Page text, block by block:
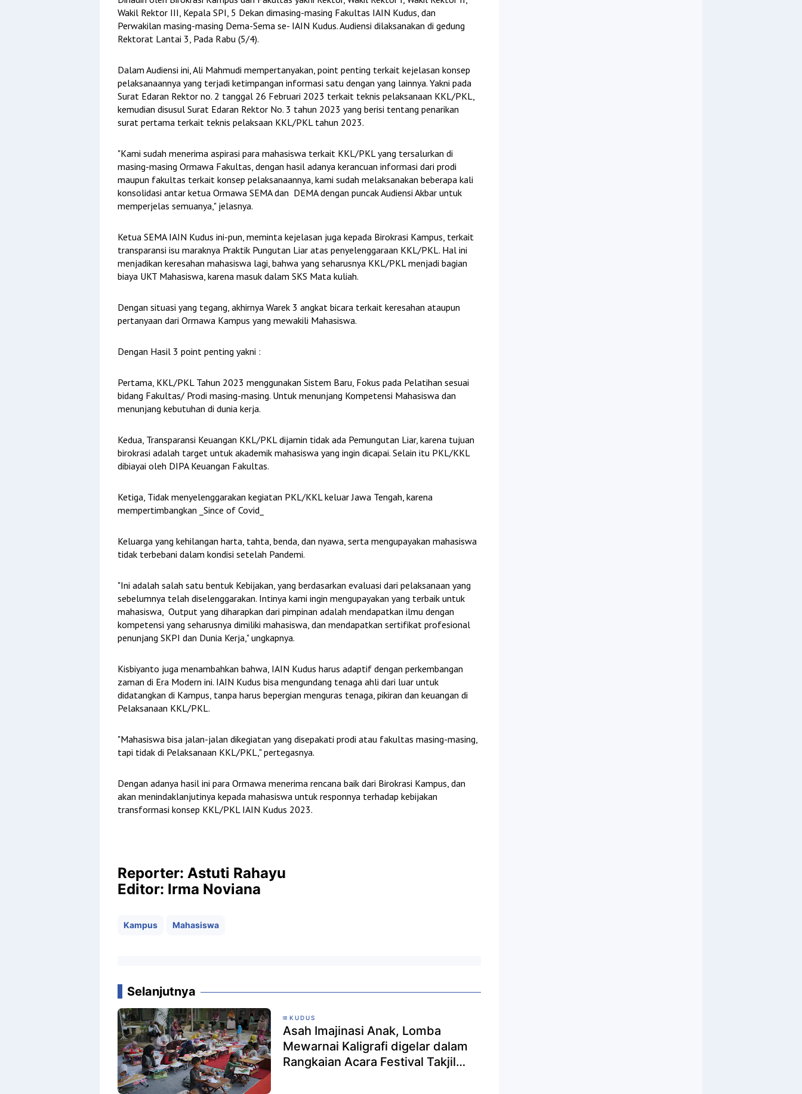
Wakil Rektor III, Kepala SPI, 5 Dekan dimasing-masing Fakultas IAIN Kudus, dan
Perwakilan masing-masing Dema-Sema se- IAIN Kudus. Audiensi dilaksanakan di gedung
Rektorat Lantai 3, Pada Rabu (5/4).
Dalam Audiensi ini, Ali Mahmudi mempertanyakan, point penting terkait kejelasan konsep
pelaksanaannya yang terjadi ketimpangan informasi satu dengan yang lainnya. Yakni pada
Surat Edaran Rektor no. 2 tanggal 26 Februari 2023 terkait teknis pelaksanaan KKL/PKL,
kemudian disusul Surat Edaran Rektor No. 3 tahun 2023 yang berisi tentang penarikan
surat pertama terkait teknis pelaksaan KKL/PKL tahun 2023.
"Kami sudah menerima aspirasi para mahasiswa terkait KKL/PKL yang tersalurkan di
masing-masing Ormawa Fakultas, dengan hasil adanya kerancuan informasi dari prodi
maupun fakultas terkait konsep pelaksanaannya, kami sudah melaksanakan beberapa kali
konsolidasi antar ketua Ormawa SEMA dan DEMA dengan puncak Audiensi Akbar untuk
memperjelas semuanya," jelasnya.
Ketua SEMA IAIN Kudus ini-pun, meminta kejelasan juga kepada Birokrasi Kampus, terkait
transparansi isu maraknya Praktik Pungutan Liar atas penyelenggaraan KKL/PKL. Hal ini
menjadikan keresahan mahasiswa lagi, bahwa yang seharusnya KKL/PKL menjadi bagian
biaya UKT Mahasiswa, karena masuk dalam SKS Mata kuliah.
Dengan situasi yang tegang, akhirnya Warek 3 angkat bicara terkait keresahan ataupun
pertanyaan dari Ormawa Kampus yang mewakili Mahasiswa.
Dengan Hasil 3 point penting yakni :
Pertama, KKL/PKL Tahun 2023 menggunakan Sistem Baru, Fokus pada Pelatihan sesuai
bidang Fakultas/ Prodi masing-masing. Untuk menunjang Kompetensi Mahasiswa dan
menunjang kebutuhan di dunia kerja.
Kedua, Transparansi Keuangan KKL/PKL dijamin tidak ada Pemungutan Liar, karena tujuan
birokrasi adalah target untuk akademik mahasiswa yang ingin dicapai. Selain itu PKL/KKL
dibiayai oleh DIPA Keuangan Fakultas.
Ketiga, Tidak menyelenggarakan kegiatan PKL/KKL keluar Jawa Tengah, karena
mempertimbangkan _Since of Covid_
Keluarga yang kehilangan harta, tahta, benda, dan nyawa, serta mengupayakan mahasiswa
tidak terbebani dalam kondisi setelah Pandemi.
"Ini adalah salah satu bentuk Kebijakan, yang berdasarkan evaluasi dari pelaksanaan yang
sebelumnya telah diselenggarakan. Intinya kami ingin mengupayakan yang terbaik untuk
mahasiswa, Output yang diharapkan dari pimpinan adalah mendapatkan ilmu dengan
kompetensi yang seharusnya dimiliki mahasiswa, dan mendapatkan sertifikat profesional
penunjang SKPI dan Dunia Kerja," ungkapnya.
Kisbiyanto juga menambahkan bahwa, IAIN Kudus harus adaptif dengan perkembangan
zaman di Era Modern ini. IAIN Kudus bisa mengundang tenaga ahli dari luar untuk
didatangkan di Kampus, tanpa harus bepergian menguras tenaga, pikiran dan keuangan di
Pelaksanaan KKL/PKL.
"Mahasiswa bisa jalan-jalan dikegiatan yang disepakati prodi atau fakultas masing-masing,
tapi tidak di Pelaksanaan KKL/PKL," pertegasnya.
Dengan adanya hasil ini para Ormawa menerima rencana baik dari Birokrasi Kampus, dan
akan menindaklanjutinya kepada mahasiswa untuk responnya terhadap kebijakan
transformasi konsep KKL/PKL IAIN Kudus 2023.
Reporter: Astuti Rahayu
Editor: Irma Noviana
Kampus Mahasiswa
Selanjutnya
KUDUS
Asah Imajinasi Anak, Lomba
Mewarnai Kaligrafi digelar dalam
Rangkaian Acara Festival Takjil